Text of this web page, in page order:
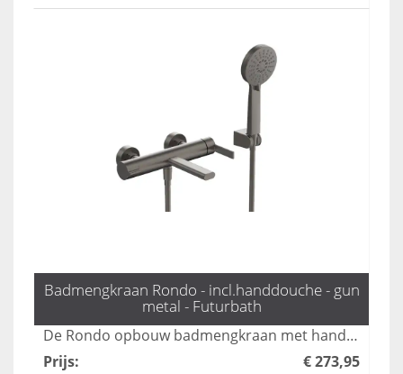
Badmengkraan Rondo - incl.handdouche - gun
metal - Futurbath
De Rondo opbouw badmengkraan met handdouche in gun metal biedt luxe en functionaliteit met drie standen voor optimale waterstralen. Deze stijlvolle kraan combineert modern design met gebruiksgemak, waardoor het een perfecte aanvulling is voor elke badkamer. Geniet van een verfijnde uitstraling en een aangename douche-ervaring met deze hoogwaardige badmengkraan.
Prijs: € 273,95